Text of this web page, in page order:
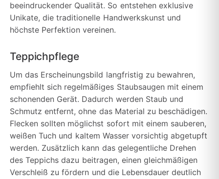
beeindruckender Qualität. So entstehen exklusive
Unikate, die traditionelle Handwerkskunst und
höchste Perfektion vereinen.
Teppichpflege
Um das Erscheinungsbild langfristig zu bewahren,
empfiehlt sich regelmäßiges Staubsaugen mit einem
schonenden Gerät. Dadurch werden Staub und
Schmutz entfernt, ohne das Material zu beschädigen.
Flecken sollten möglichst sofort mit einem sauberen,
weißen Tuch und kaltem Wasser vorsichtig abgetupft
werden. Zusätzlich kann das gelegentliche Drehen
des Teppichs dazu beitragen, einen gleichmäßigen
Verschleiß zu fördern und die Lebensdauer deutlich